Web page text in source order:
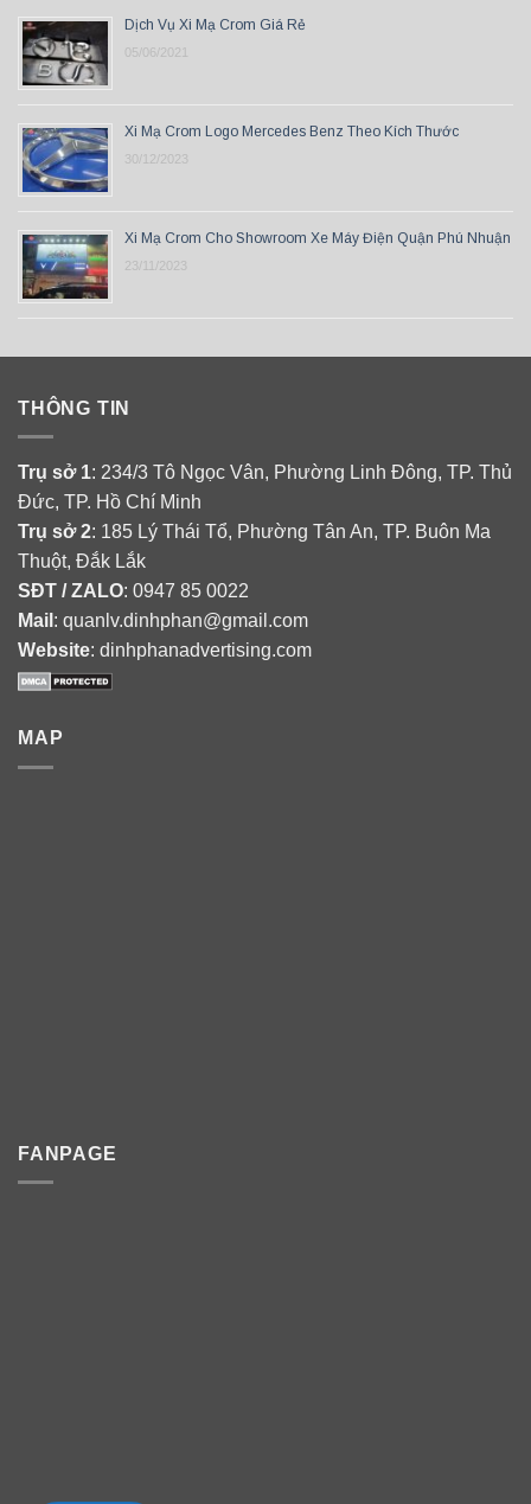
Dịch Vụ Xi Mạ Crom Giá Rẻ
05/06/2021
Xi Mạ Crom Logo Mercedes Benz Theo Kích Thước
30/12/2023
Xi Mạ Crom Cho Showroom Xe Máy Điện Quận Phú Nhuận
23/11/2023
THÔNG TIN
Trụ sở 1: 234/3 Tô Ngọc Vân, Phường Linh Đông, TP. Thủ
Đức, TP. Hồ Chí Minh
Trụ sở 2: 185 Lý Thái Tổ, Phường Tân An, TP. Buôn Ma
Thuột, Đắk Lắk
SĐT / ZALO: 0947 85 0022
Mail : quanlv.dinhphan@gmail.com
Website: dinhphanadvertising.com
MAP
FANPAGE